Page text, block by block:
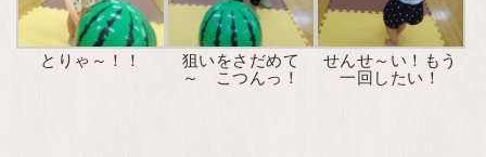
とりゃ～！！
狙いをさだめて
～ こつんっ！
せんせ～い！もう
一回したい！